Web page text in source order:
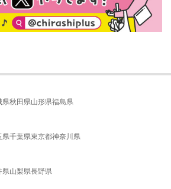
県秋田県山形県福島県
県千葉県東京都神奈川県
県山梨県長野県